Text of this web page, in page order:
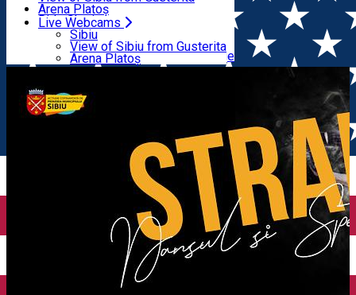
Nachtclubs
Bäckerei
Taxi
Ride Sharing
Park-Tickets
Parkplätze
Ladestationen für Elektrofahrzeuge
Arena Platoș
Live Webcams
Sibiu
View of Sibiu from Gusterita
Arena Platoș
Home Sport und Abenteuer
Asociatia Clubul Sportiv
Young Till Death